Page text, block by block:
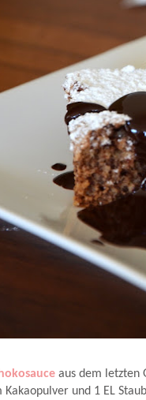
aus dem letzten
Kakaopulver und 1 EL